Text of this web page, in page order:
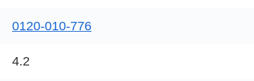
0120-010-776
4.2